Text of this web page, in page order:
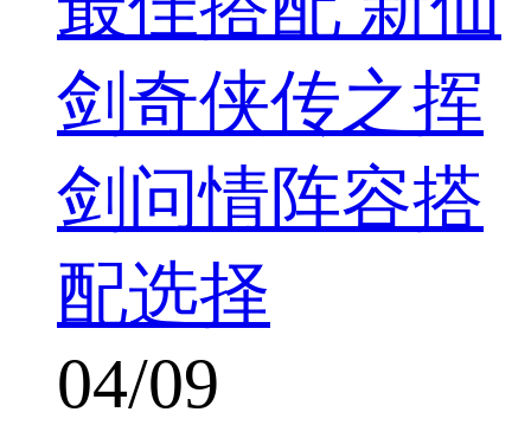
剑奇侠传之挥
剑问情阵容搭
配选择
04/09